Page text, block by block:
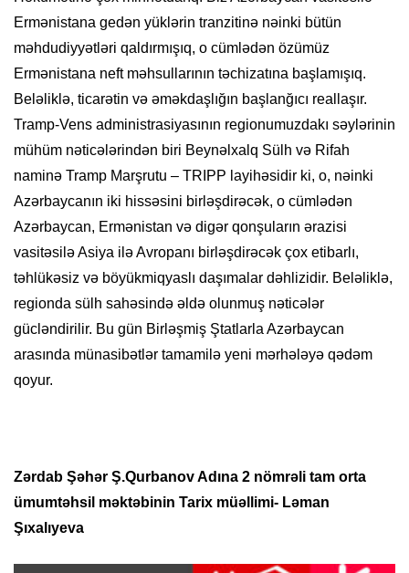
Ermənistana gedən yüklərin tranzitinə nəinki bütün
məhdudiyyətləri qaldırmışıq, o cümlədən özümüz
Ermənistana neft məhsullarının təchizatına başlamışıq.
Beləliklə, ticarətin və əməkdaşlığın başlanğıcı reallaşır.
Tramp-Vens administrasiyasının regionumuzdakı səylərinin
mühüm nəticələrindən biri Beynəlxalq Sülh və Rifah
naminə Tramp Marşrutu – TRIPP layihəsidir ki, o, nəinki
Azərbaycanın iki hissəsini birləşdirəcək, o cümlədən
Azərbaycan, Ermənistan və digər qonşuların ərazisi
vasitəsilə Asiya ilə Avropanı birləşdirəcək çox etibarlı,
təhlükəsiz və böyükmiqyaslı daşımalar dəhlizidir. Beləliklə,
regionda sülh sahəsində əldə olunmuş nəticələr
gücləndirilir. Bu gün Birləşmiş Ştatlarla Azərbaycan
arasında münasibətlər tamamilə yeni mərhələyə qədəm
qoyur.
Zərdab Şəhər Ş.Qurbanov Adına 2 nömrəli tam orta
ümumtəhsil məktəbinin Tarix müəllimi- Ləman
Şıxalıyeva